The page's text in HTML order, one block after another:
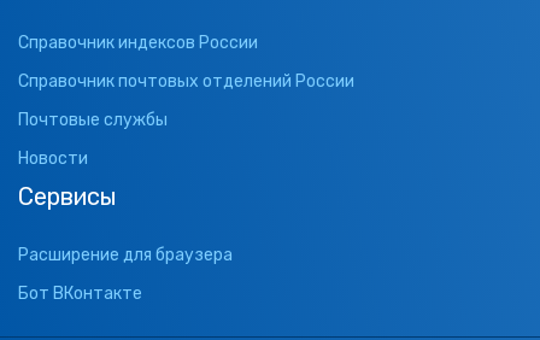
Справочник индексов России
Справочник почтовых отделений России
Почтовые службы
Новости
Сервисы
Расширение для браузера
Бот ВКонтакте